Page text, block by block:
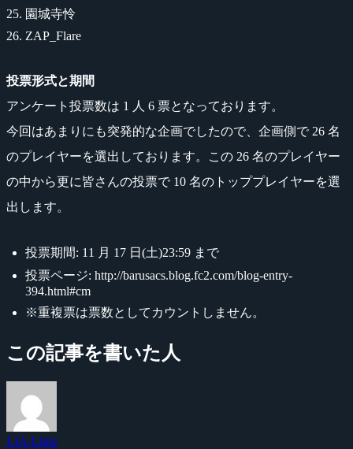
園城寺怜
ZAP_Flare
投票形式と期間
アンケート投票数は 1 人 6 票となっております。
今回はあまりにも突発的な企画でしたので、企画側で 26 名
のプレイヤーを選出しております。この 26 名のプレイヤー
の中から更に皆さんの投票で 10 名のトッププレイヤーを選
出します。
投票期間: 11 月 17 日(土)23:59 まで
投票ページ: http://barusacs.blog.fc2.com/blog-entry-
394.html#cm
※重複票は票数としてカウントしません。
この記事を書いた人
LIA-Little